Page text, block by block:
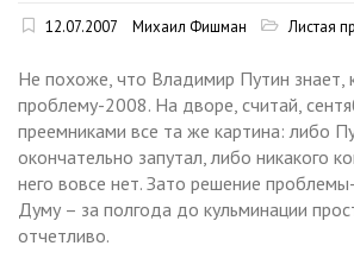
12.07.2007 Михаил Фишман Листая
Не похоже, что Владимир Путин знает,
проблему-2008. На дворе, считай,
преемниками все та же картина: либо
окончательно запутал, либо никакого
него вовсе нет. Зато решение
Думу – за полгода до кульминации
отчетливо.